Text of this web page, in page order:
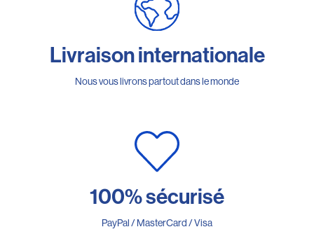
Livraison internationale
Nous vous livrons partout dans le monde
100% sécurisé
PayPal / MasterCard / Visa